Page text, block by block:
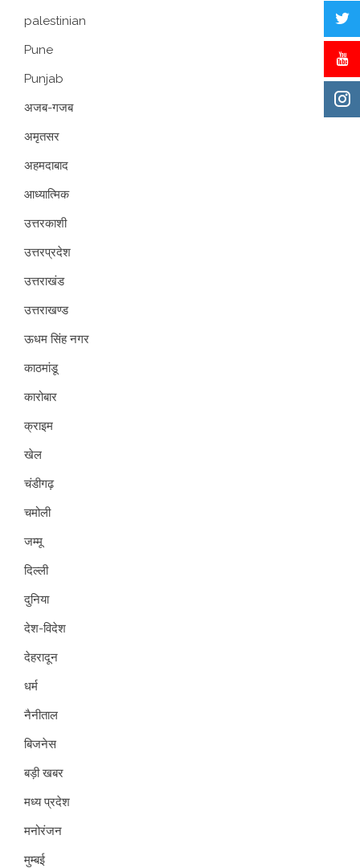
palestinian
Pune
Punjab
अजब-गजब
अमृतसर
अहमदाबाद
आध्यात्मिक
उत्तरकाशी
उत्तरप्रदेश
उत्तराखंड
उत्तराखण्ड
ऊधम सिंह नगर
काठमांडू
कारोबार
क्राइम
खेल
चंडीगढ़
चमोली
जम्मू
दिल्ली
दुनिया
देश-विदेश
देहरादून
धर्म
नैनीताल
बिजनेस
बड़ी खबर
मध्य प्रदेश
मनोरंजन
मुम्बई